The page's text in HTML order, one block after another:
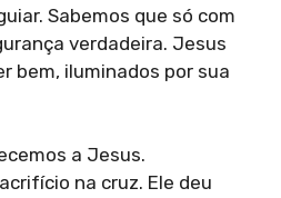
Sabemos que só com
verdadeira. Jesus
bem, iluminados por sua
a Jesus.
na cruz. Ele deu